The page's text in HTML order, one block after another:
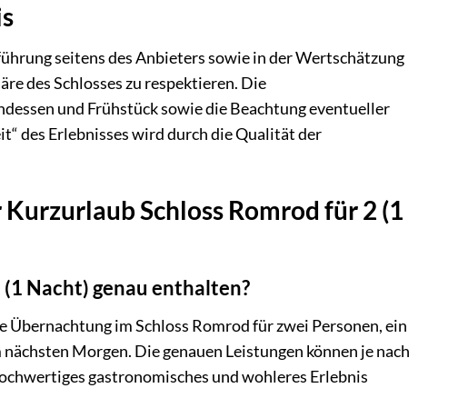
seitens des Anbieters sowie in der Wertschätzung
des Schlosses zu respektieren. Die
und Frühstück sowie die Beachtung eventueller
des Erlebnisses wird durch die Qualität der
Schloss Romrod für 2 (1
Nacht) genau enthalten?
im Schloss Romrod für zwei Personen, ein
Morgen. Die genauen Leistungen können je nach
gastronomisches und wohleres Erlebnis